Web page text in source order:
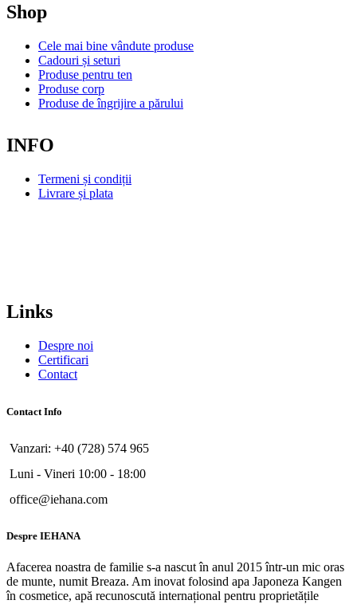
Shop
Cele mai bine vândute produse
Cadouri și seturi
Produse pentru ten
Produse corp
Produse de îngrijire a părului
INFO
Termeni și condiții
Livrare și plata
Links
Despre noi
Certificari
Contact
Contact Info
Vanzari: +40 (728) 574 965
Luni - Vineri 10:00 - 18:00
office@iehana.com
Despre IEHANA
Afacerea noastra de familie s-a nascut în anul 2015 într-un mic oras
de munte, numit Breaza. Am inovat folosind apa Japoneza Kangen
în cosmetice, apă recunoscută internațional pentru proprietățile